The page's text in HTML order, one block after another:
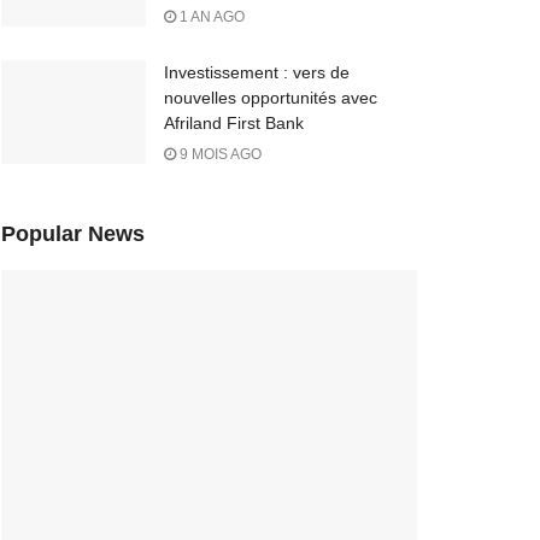
1 AN AGO
Investissement : vers de
nouvelles opportunités avec
Afriland First Bank
9 MOIS AGO
Popular News